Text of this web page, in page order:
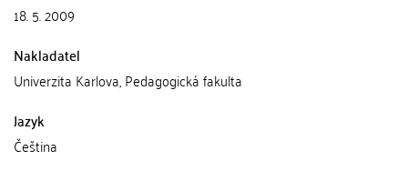
18. 5. 2009
Nakladatel
Univerzita Karlova, Pedagogická fakulta
Jazyk
Čeština